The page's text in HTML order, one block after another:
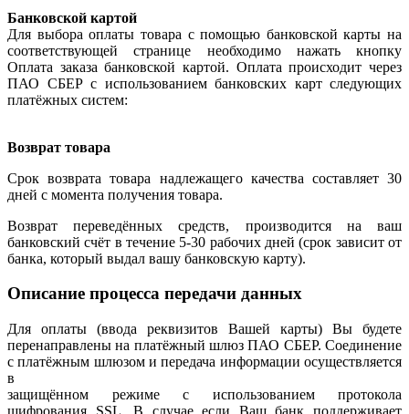
Банковской картой
Для выбора оплаты товара с помощью банковской карты на
соответствующей странице необходимо нажать кнопку
Оплата заказа банковской картой. Оплата происходит через
ПАО СБЕР с использованием банковских карт следующих
платёжных систем:
Возврат товара
Срок возврата товара надлежащего качества составляет 30
дней с момента получения товара.
Возврат переведённых средств, производится на ваш
банковский счёт в течение 5-30 рабочих дней (срок зависит от
банка, который выдал вашу банковскую карту).
Описание процесса передачи данных
Для оплаты (ввода реквизитов Вашей карты) Вы будете
перенаправлены на платёжный шлюз ПАО СБЕР. Соединение
с платёжным шлюзом и передача информации осуществляется
в
защищённом режиме с использованием протокола